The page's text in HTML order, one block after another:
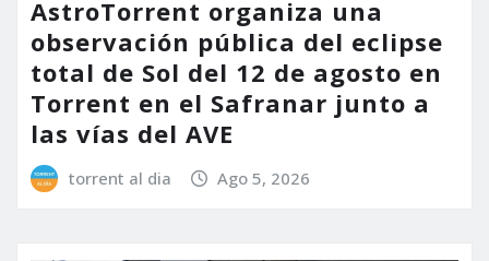
AstroTorrent organiza una
observación pública del eclipse
total de Sol del 12 de agosto en
Torrent en el Safranar junto a
las vías del AVE
torrent al dia Ago 5, 2026